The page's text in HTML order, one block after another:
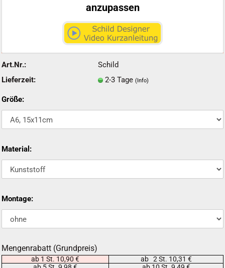
anzupassen
Art.Nr.:
Schild
Lieferzeit:
2-3 Tage (Info)
Größe:
Material:
Montage:
Mengenrabatt (Grundpreis)
ab 1 St. 10,90 €
ab 2 St. 10,31 €